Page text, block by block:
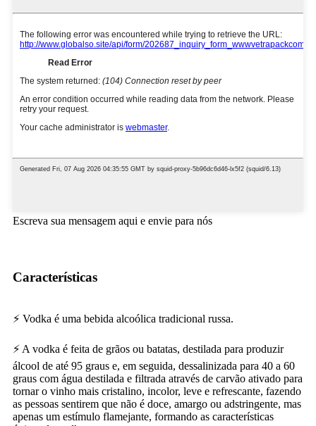
Escreva sua mensagem aqui e envie para nós
Características
⚡ Vodka é uma bebida alcoólica tradicional russa.
⚡ A vodka é feita de grãos ou batatas, destilada para produzir
álcool de até 95 graus e, em seguida, dessalinizada para 40 a 60
graus com água destilada e filtrada através de carvão ativado para
tornar o vinho mais cristalino, incolor, leve e refrescante, fazendo
as pessoas sentirem que não é doce, amargo ou adstringente, mas
apenas um estímulo flamejante, formando as características